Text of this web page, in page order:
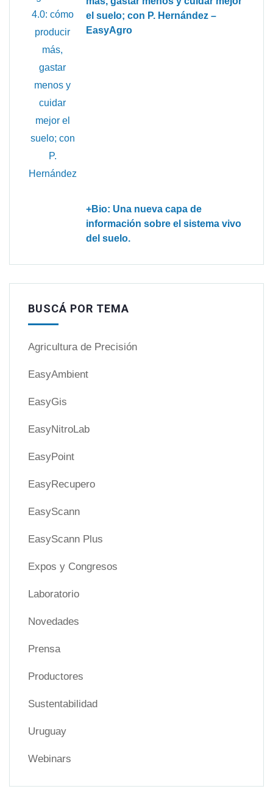
el suelo; con P. Hernández –
EasyAgro
+Bio: Una nueva capa de
información sobre el sistema vivo
del suelo.
BUSCÁ POR TEMA
Agricultura de Precisión
EasyAmbient
EasyGis
EasyNitroLab
EasyPoint
EasyRecupero
EasyScann
EasyScann Plus
Expos y Congresos
Laboratorio
Novedades
Prensa
Productores
Sustentabilidad
Uruguay
Webinars